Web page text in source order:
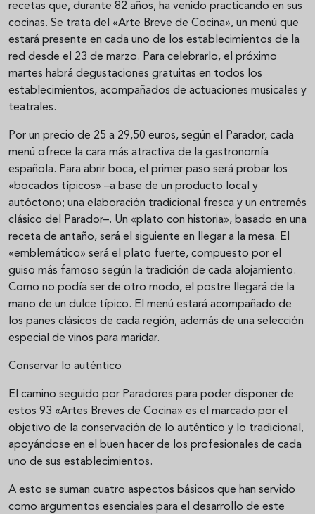
recetas que, durante 82 años, ha venido practicando en sus
cocinas. Se trata del «Arte Breve de Cocina», un menú que
estará presente en cada uno de los establecimientos de la
red desde el 23 de marzo. Para celebrarlo, el próximo
martes habrá degustaciones gratuitas en todos los
establecimientos, acompañados de actuaciones musicales y
teatrales.
Por un precio de 25 a 29,50 euros, según el Parador, cada
menú ofrece la cara más atractiva de la gastronomía
española. Para abrir boca, el primer paso será probar los
«bocados típicos» –a base de un producto local y
autóctono; una elaboración tradicional fresca y un entremés
clásico del Parador–. Un «plato con historia», basado en una
receta de antaño, será el siguiente en llegar a la mesa. El
«emblemático» será el plato fuerte, compuesto por el
guiso más famoso según la tradición de cada alojamiento.
Como no podía ser de otro modo, el postre llegará de la
mano de un dulce típico. El menú estará acompañado de
los panes clásicos de cada región, además de una selección
especial de vinos para maridar.
Conservar lo auténtico
El camino seguido por Paradores para poder disponer de
estos 93 «Artes Breves de Cocina» es el marcado por el
objetivo de la conservación de lo auténtico y lo tradicional,
apoyándose en el buen hacer de los profesionales de cada
uno de sus establecimientos.
A esto se suman cuatro aspectos básicos que han servido
como argumentos esenciales para el desarrollo de este